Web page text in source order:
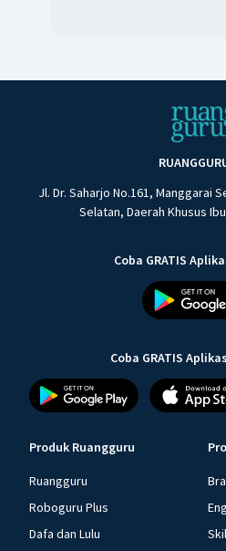
Jl. Dr. Saharjo No.161, Manggarai
Selatan, Daerah Khusus
Coba GRATIS
Coba GRATIS
Produk Ruangguru
Ruangguru
Roboguru Plus
Dafa dan Lulu